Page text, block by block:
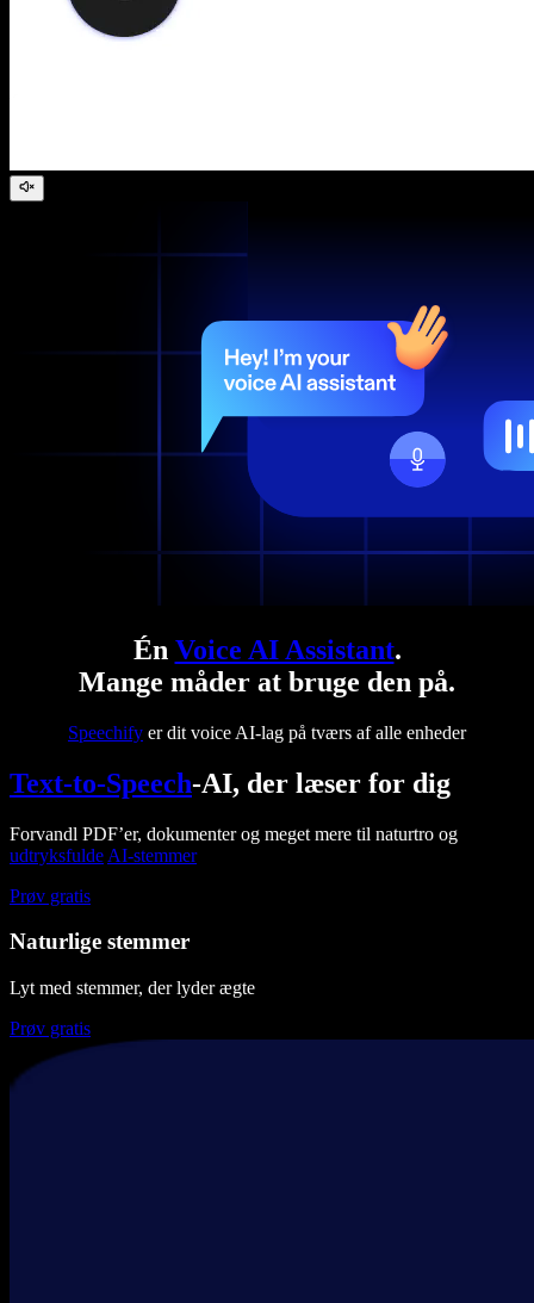
Én Voice AI Assistant.
Mange måder at bruge den på.
Speechify er dit voice AI-lag på tværs af alle enheder
Text-to-Speech-AI, der læser for dig
Forvandl PDF’er, dokumenter og meget mere til naturtro og
udtryksfulde AI-stemmer
Prøv gratis
Naturlige stemmer
Lyt med stemmer, der lyder ægte
Prøv gratis